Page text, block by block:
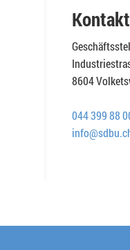
Kontakt
8604
044 399 88